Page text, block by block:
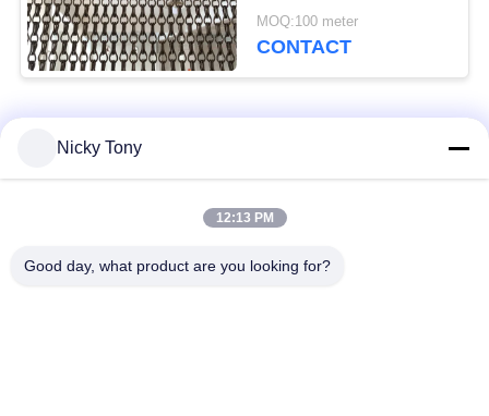
Kettingsverbinding van
de Aluminiumhaak,
MOQ:100 meter
CONTACT
populaire categorieën
Het Netwerk van de
Nicky Tony
12:13 PM
Good day, what product are you looking for?